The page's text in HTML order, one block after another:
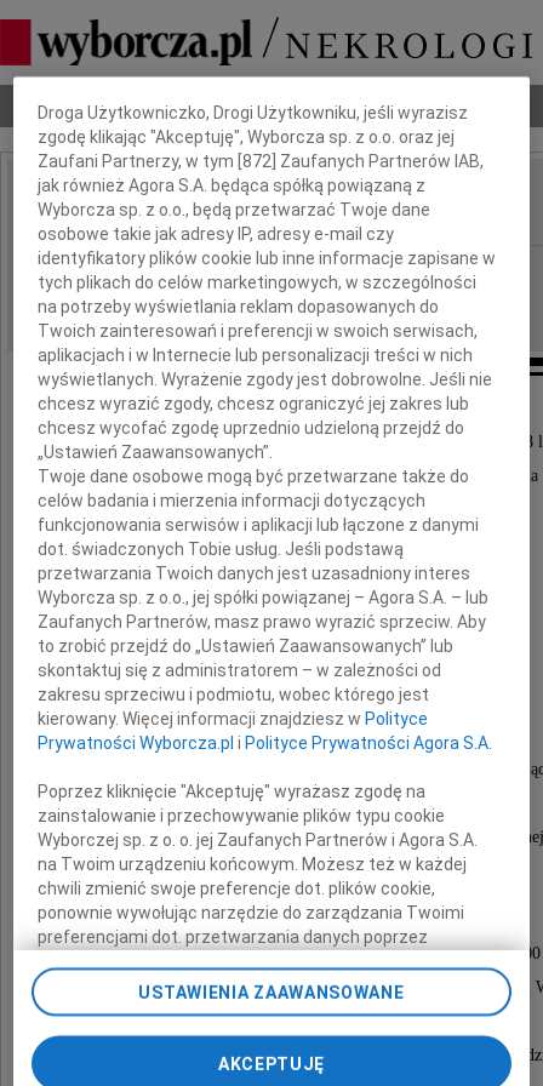
Nekrologi Odeszli Poradnik pogrzebowy
IMIĘ I NAZWISKO: Maria Chmielewska
REGION: cała Polska
DATA EMISJI: 12.11.2010
W dniu 7 listopada 2010 roku
po długiej i ciężkiej chorobie zmarła w wieku 88
nasza najukochańsza Mama, Babcia i Prababcia
Maria Chmielewska
z domu Maras
Oddana rodzinie, kochająca, życzliwa,
Uczestniczka Powstania Warszawskiego,
wieloletni pracownik Instytutu Ekonomiki
Msza żałobna odbędzie się
w dniu 16 listopada 2010 roku o godzinie 11.00
w kościele pw. św. Grzegorza Wielkiego na Cmentarzu
w Warszawie.
Po niej nastąpi wyprowadzenie prochów do grobu
Dbamy o Twoją prywatność
Droga Użytkowniczko, Drogi Użytkowniku, jeśli wyrazisz
zgodę klikając "Akceptuję", Wyborcza sp. z o.o. oraz jej
Zaufani Partnerzy, w tym [872 ] Zaufanych Partnerów IAB,
jak również Agora S.A. będąca spółką powiązaną z
Wyborcza sp. z o.o., będą przetwarzać Twoje dane
osobowe takie jak adresy IP, adresy e-mail czy
identyfikatory plików cookie lub inne informacje zapisane w
tych plikach do celów marketingowych, w szczególności
na potrzeby wyświetlania reklam dopasowanych do
Twoich zainteresowań i preferencji w swoich serwisach,
aplikacjach i w Internecie lub personalizacji treści w nich
wyświetlanych. Wyrażenie zgody jest dobrowolne. Jeśli nie
chcesz wyrazić zgody, chcesz ograniczyć jej zakres lub
chcesz wycofać zgodę uprzednio udzieloną przejdź do
„Ustawień Zaawansowanych”.
Twoje dane osobowe mogą być przetwarzane także do
celów badania i mierzenia informacji dotyczących
funkcjonowania serwisów i aplikacji lub łączone z danymi
dot. świadczonych Tobie usług. Jeśli podstawą
przetwarzania Twoich danych jest uzasadniony interes
Wyborcza sp. z o.o., jej spółki powiązanej – Agora S.A. – lub
Zaufanych Partnerów, masz prawo wyrazić sprzeciw. Aby
to zrobić przejdź do „Ustawień Zaawansowanych” lub
skontaktuj się z administratorem – w zależności od
zakresu sprzeciwu i podmiotu, wobec którego jest
kierowany. Więcej informacji znajdziesz w Polityce
Prywatności Wyborcza.pl i Polityce Prywatności Agora S.A.
Poprzez kliknięcie "Akceptuję" wyrażasz zgodę na
zainstalowanie i przechowywanie plików typu cookie
Wyborczej sp. z o. o. jej Zaufanych Partnerów i Agora S.A.
na Twoim urządzeniu końcowym. Możesz też w każdej
chwili zmienić swoje preferencje dot. plików cookie,
ponownie wywołując narzędzie do zarządzania Twoimi
preferencjami dot. przetwarzania danych poprzez
przechodząc do sekcji „Ustawienia zaawansowane”.
Zmiana ustawień plików cookie możliwa jest także za
pomocą ustawień przeglądarki.
USTAWIENIA ZAAWANSOWANE
AKCEPTUJĘ